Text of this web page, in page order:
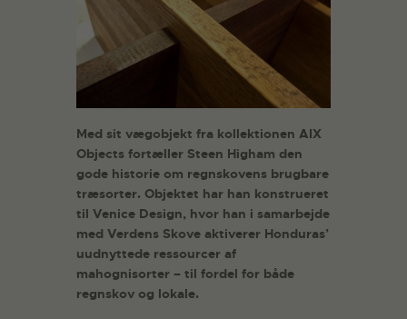
Med sit vægobjekt fra kollektionen AIX
Objects fortæller Steen Higham den
gode historie om regnskovens brugbare
træsorter. Objektet har han konstrueret
til Venice Design, hvor han i samarbejde
med Verdens Skove aktiverer Honduras’
uudnyttede ressourcer af
mahognisorter – til fordel for både
regnskov og lokale.